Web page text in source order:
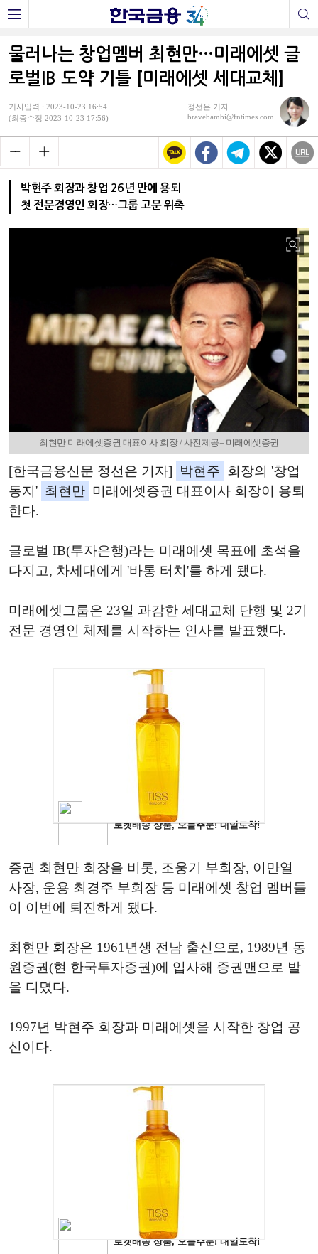
물러나는 창업멤버 최현만…미래에셋 글
로벌IB 도약 기틀 [미래에셋 세대교체]
기사입력 : 2023-10-23 16:54
(최종수정 2023-10-23 17:56)
정선은 기자
bravebambi@fntimes.com
박현주 회장과 창업 26년 만에 용퇴
첫 전문경영인 회장…그룹 고문 위촉
최현만 미래에셋증권 대표이사 회장 / 사진제공= 미래에셋증권
[한국금융신문 정선은 기자] 박현주 회장의 '창업
동지' 최현만 미래에셋증권 대표이사 회장이 용퇴
한다.
글로벌 IB(투자은행)라는 미래에셋 목표에 초석을
다지고, 차세대에게 '바통 터치'를 하게 됐다.
미래에셋그룹은 23일 과감한 세대교체 단행 및 2기
전문 경영인 체제를 시작하는 인사를 발표했다.
증권 최현만 회장을 비롯, 조웅기 부회장, 이만열
사장, 운용 최경주 부회장 등 미래에셋 창업 멤버들
이 이번에 퇴진하게 됐다.
최현만 회장은 1961년생 전남 출신으로, 1989년 동
원증권(현 한국투자증권)에 입사해 증권맨으로 발
을 디뎠다.
1997년 박현주 회장과 미래에셋을 시작한 창업 공
신이다.